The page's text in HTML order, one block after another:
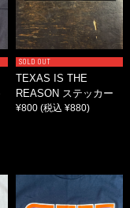
SOLD OUT
TEXAS IS THE
REASON ステッカー
¥800 (税込 ¥880)